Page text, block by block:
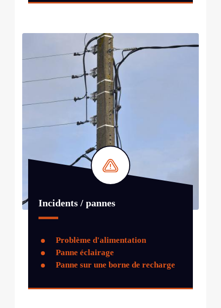
Incidents / pannes
Problème d'alimentation
Panne éclairage
Panne sur une borne de recharge